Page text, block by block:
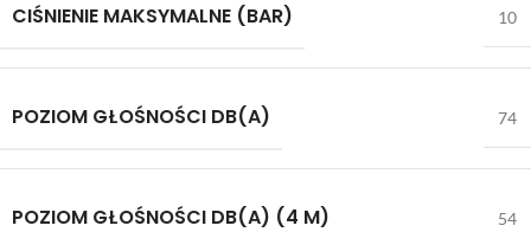
CIŚNIENIE MAKSYMALNE (BAR) 10
POZIOM GŁOŚNOŚCI DB(A) 74
POZIOM GŁOŚNOŚCI DB(A) (4 M) 54